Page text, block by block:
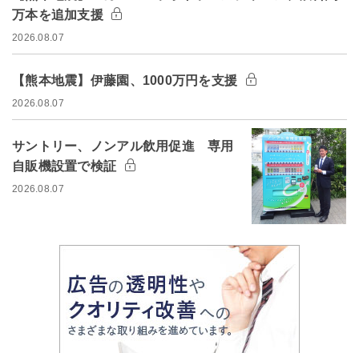
万本を追加支援
2026.08.07
【熊本地震】伊藤園、1000万円を支援
2026.08.07
サントリー、ノンアル飲用促進 専用
自販機設置で検証
2026.08.07